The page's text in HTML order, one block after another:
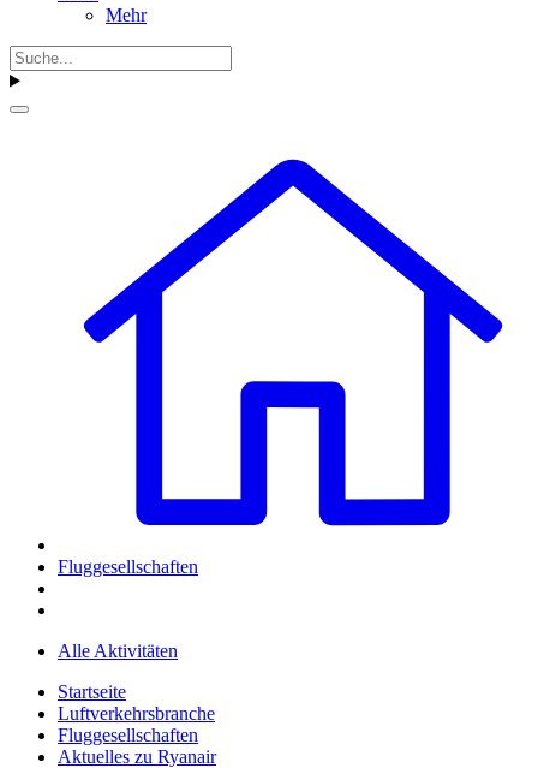
Mehr
Fluggesellschaften
Alle Aktivitäten
Startseite
Luftverkehrsbranche
Fluggesellschaften
Aktuelles zu Ryanair